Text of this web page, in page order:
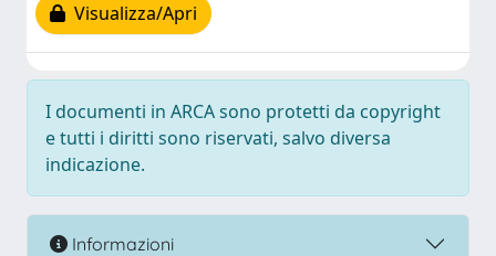
Visualizza/Apri
I documenti in ARCA sono protetti da copyright
e tutti i diritti sono riservati, salvo diversa
indicazione.
Informazioni